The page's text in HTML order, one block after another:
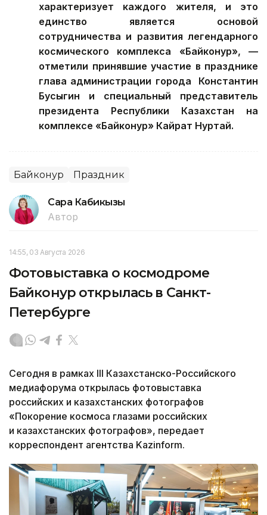
характеризует каждого жителя, и это
единство является основой
сотрудничества и развития легендарного
космического комплекса «Байконур», —
отметили принявшие участие в празднике
глава администрации города Константин
Бусыгин и специальный представитель
президента Республики Казахстан на
комплексе «Байконур» Кайрат Нуртай.
Байконур Праздник
Сара Кабикызы
Автор
14:55, 03 Августа 2026
Фотовыставка о космодроме
Байконур открылась в Санкт-
Петербурге
Сегодня в рамках III Казахстанско-Российского
медиафорума открылась фотовыставка
российских и казахстанских фотографов
«Покорение космоса глазами российских
и казахстанских фотографов», передает
корреспондент агентства Kazinform.